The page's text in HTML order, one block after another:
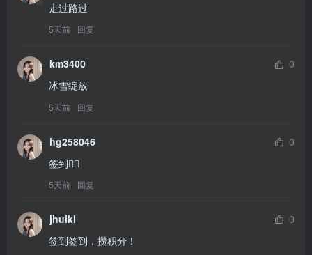
走过路过
5天前 回复
km3400
0
冰雪绽放
5天前 回复
hg258046
0
签到🙋‍♀️
5天前 回复
jhuikl
0
签到签到，攒积分！